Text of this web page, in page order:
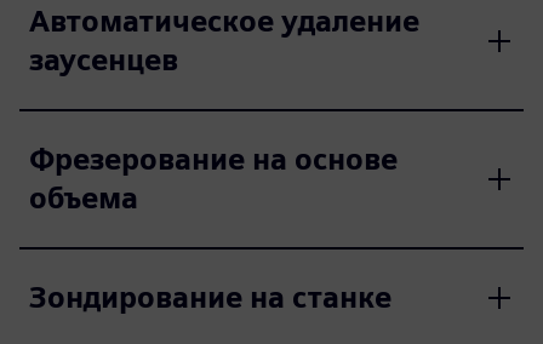
Автоматическое удаление
заусенцев
Фрезерование на основе
объема
Зондирование на станке